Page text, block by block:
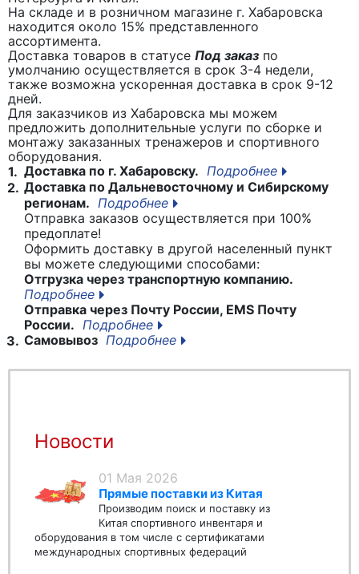
На складе и в розничном магазине г. Хабаровска
находится около 15% представленного
ассортимента.
Доставка товаров в статусе Под заказ по
умолчанию осуществляется в срок 3-4 недели,
также возможна ускоренная доставка в срок 9-12
дней.
Для заказчиков из Хабаровска мы можем
предложить дополнительные услуги по сборке и
монтажу заказанных тренажеров и спортивного
оборудования.
1. Доставка по г. Хабаровску. Подробнее
2. Доставка по Дальневосточному и Сибирскому
регионам. Подробнее
Отправка заказов осуществляется при 100%
предоплате!
Оформить доставку в другой населенный пункт
вы можете следующими способами:
Отгрузка через транспортную компанию.
Подробнее
Отправка через Почту России, EMS Почту
России. Подробнее
3. Самовывоз Подробнее
Новости
01 Мая 2026
Прямые поставки из Китая
Производим поиск и поставку из
Китая спортивного инвентаря и
оборудования в том числе с сертификатами
международных спортивных федераций